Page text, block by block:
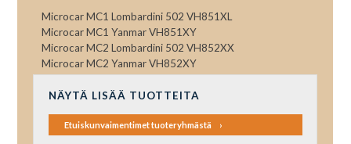
Microcar MC1 Lombardini 502 VH851XL
Microcar MC1 Yanmar VH851XY
Microcar MC2 Lombardini 502 VH852XX
Microcar MC2 Yanmar VH852XY
NÄYTÄ LISÄÄ TUOTTEITA
Etuiskunvaimentimet tuoteryhmästä